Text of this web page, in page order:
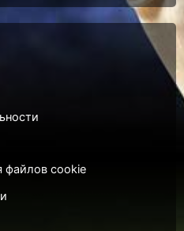
файлов cookie